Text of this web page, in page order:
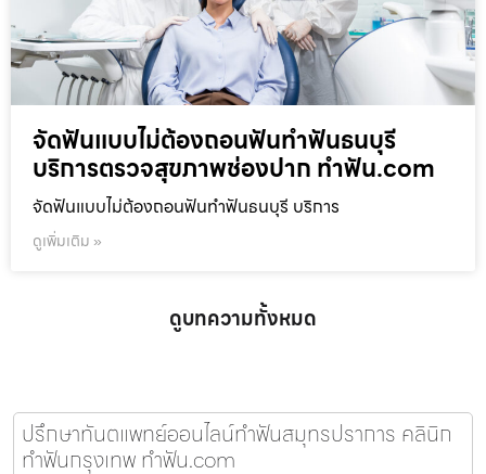
จัดฟันแบบไม่ต้องถอนฟันทำฟันธนบุรี
บริการตรวจสุขภาพช่องปาก ทำฟัน.com
จัดฟันแบบไม่ต้องถอนฟันทำฟันธนบุรี บริการ
ดูเพิ่มเติม »
ดูบทความทั้งหมด
ปรึกษาทันตแพทย์ออนไลน์ทำฟันสมุทรปราการ คลินิก
ทำฟันกรุงเทพ ทำฟัน.com